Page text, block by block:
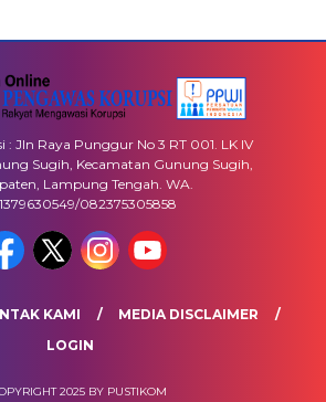
: Jln Raya Punggur No 3 RT 001. LK IV
Sugih, Kecamatan Gunung Sugih,
Lampung Tengah. WA.
082375305858
KAMI
MEDIA DISCLAIMER
LOGIN
2025 BY PUSTIKOM